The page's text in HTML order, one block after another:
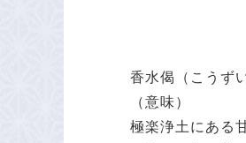
香水偈（こうず
（意味）
極楽浄土にある